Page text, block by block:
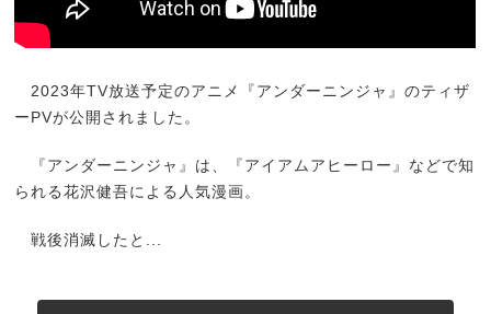
2023年TV放送予定のアニメ『アンダーニンジャ』のティザ
ーPVが公開されました。
『アンダーニンジャ』は、『アイアムアヒーロー』などで知
られる花沢健吾による人気漫画。
戦後消滅したと...